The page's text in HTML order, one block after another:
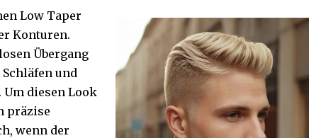
Low Taper
Konturen.
Übergang
und
Um diesen Look
präzise
wenn der